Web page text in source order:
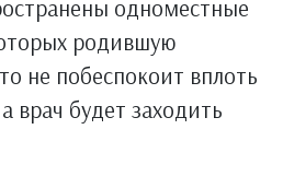
одноместные
родившую
не побеспокоит вплоть
врач будет заходить